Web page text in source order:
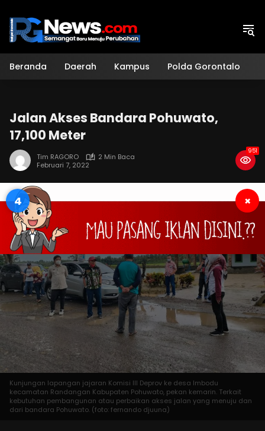
konten
Beranda Daerah Kampus Polda Gorontalo
Jalan Akses Bandara Pohuwato,
17,100 Meter
Tim RAGORO
2 Min Baca
Februari 7, 2022
951
3 ×
Kunjungan lapangan jajaran Komisi III Deprov ke desa Imbodu
kecamatan Randangan Kabupaten Pohuwato, pekan kemarin. Terkait
kebutuhan pembangunan atau perbaikan akses jalan yang menuju dan
dari bandara Pohuwato. (foto: fernando djuuna)